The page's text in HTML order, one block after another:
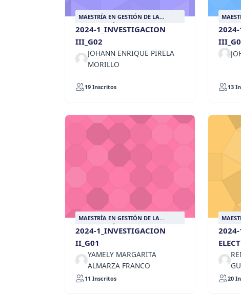
MAESTRÍA EN GESTIÓN DE LA
INFORMACIÓN DOCUMENTAL
2024-1_INVESTIGACION
III_G02
JOHANN ENRIQUE PIRELA
MORILLO
19 Inscritos
2024-
13
MAESTRÍA EN GESTIÓN DE LA
INFORMACIÓN DOCUMENTAL
2024-1_INVESTIGACION
II_G01
YAMELY MARGARITA
ALMARZA FRANCO
11 Inscritos
2024-
20